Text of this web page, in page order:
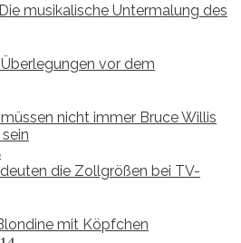
musikalische Untermalung des
vor dem
nicht immer Bruce Willis
die Zollgrößen bei TV-
mit Köpfchen